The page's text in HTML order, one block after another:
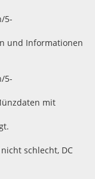
5-
und Informationen
5-
mit
schlecht, DC